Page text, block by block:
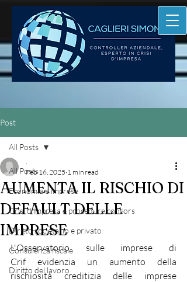
Post
All Posts
Economia e imprese
Crisi d'impresa e procedure concors
Diritto societario e privato
Consulenza fiscale
Diritto del lavoro
All Posts
AUMENTA IL RISCHIO DI
DEFAULT DELLE
IMPRESE
.
Feb 16, 2025 1 min read
L'Osservatorio sulle imprese di
Crif evidenzia un aumento della
rischiosità creditizia delle imprese